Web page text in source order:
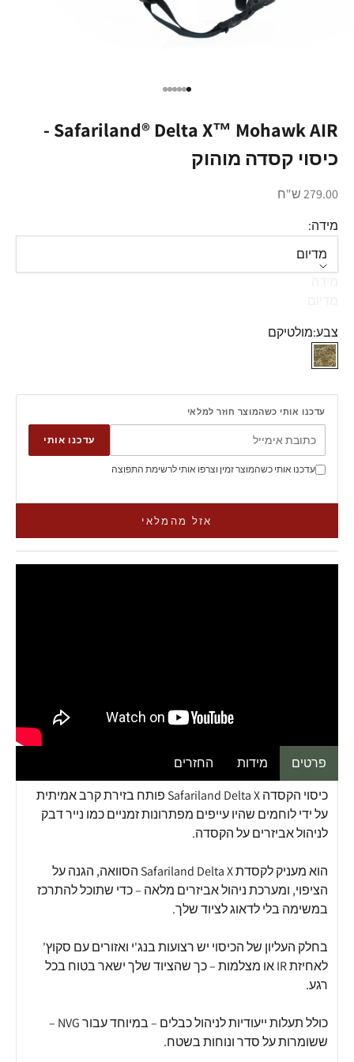
עבור לפריט 1
עבור לפריט 2
עבור לפריט 3
עבור לפריט 4
עבור לפריט 5
עבור לפריט 6
Safariland® Delta X™ Mohawk AIR -
כיסוי קסדה מוהוק
מחיר מבצע
279.00 ש"ח
מידה:
מדיום
צבע:מולטיקם
מולטיקם
עדכנו אותי כשהמוצר חוזר למלאי
עדכנו אותי
עדכנו אותי כשהמוצר זמין וצרפו אותי לרשימת התפוצה
אזל מהמלאי
פרטים מידות
החזרים
כיסוי הקסדה Safariland Delta X פותח בזירת קרב אמיתית
על ידי לוחמים שהיו עייפים מפתרונות זמניים כמו נייר דבק
לניהול אביזרים על הקסדה.
הוא מעניק לקסדת Safariland Delta X הסוואה, הגנה על
הציפוי, ומערכת ניהול אביזרים מלאה – כדי שתוכל להתרכז
במשימה בלי לדאוג לציוד שלך.
בחלק העליון של הכיסוי יש רצועות בנג'י ואזורים עם סקוץ'
לאחיזת IR או מצלמות – כך שהציוד שלך ישאר בטוח בכל
רגע.
כולל תעלות ייעודיות לניהול כבלים – במיוחד עבור NVG –
ששומרות על סדר ונוחות בשטח.